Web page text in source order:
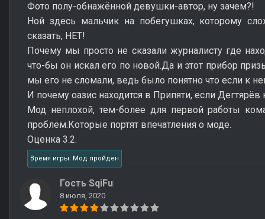
Фото полу-обнажённой девушки-автор, ну зачем?!
Ной здесь мальчик на побегушках, которому
сказать, НЕТ!
Почему мы просто не сказали журналисту где
что-бы он искал его по новой.Да и этот прибор
мы его не сломали, ведь было понятно что если к
И почему оазис находится в Припяти, если
Мод неплохой, тем-более для первой работы
проблем.Которые портят впечатления о моде.
Оценка 3.2.
Время игры: Мод пройден
Гость SqiFu
8 июля, 2020